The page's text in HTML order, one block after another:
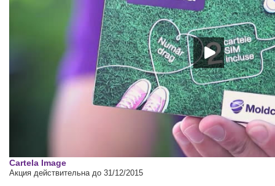
Cartela Image
Акция действительна до 31/12/2015